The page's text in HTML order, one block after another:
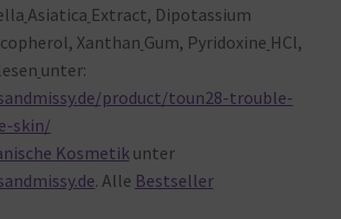
Asiatica Extract, Dipotassium
Xanthan Gum, Pyridoxine HCl,
unter:
product/toun28-trouble-
skin/
Kosmetikunter
. Alle Bestseller